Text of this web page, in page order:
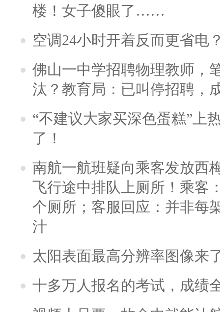
楼！女子傻眼了……
空调24小时开着反而更省电
佛山一中学招聘物理教师，
汰？教育局：已叫停招聘，
“不建议大家买深色蛋糕”上
了！
南航一航班疑向乘客发放西
飞行途中排队上厕所！乘客
个厕所；客服回应：并非每
汁
太阳表面最高分辨率图像来
十多万人报名的考试，成绩